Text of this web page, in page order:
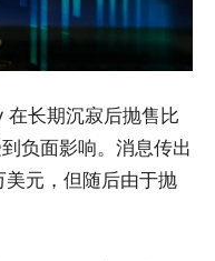
长期沉寂后抛售比
负面影响。消息传出
元，但随后由于抛